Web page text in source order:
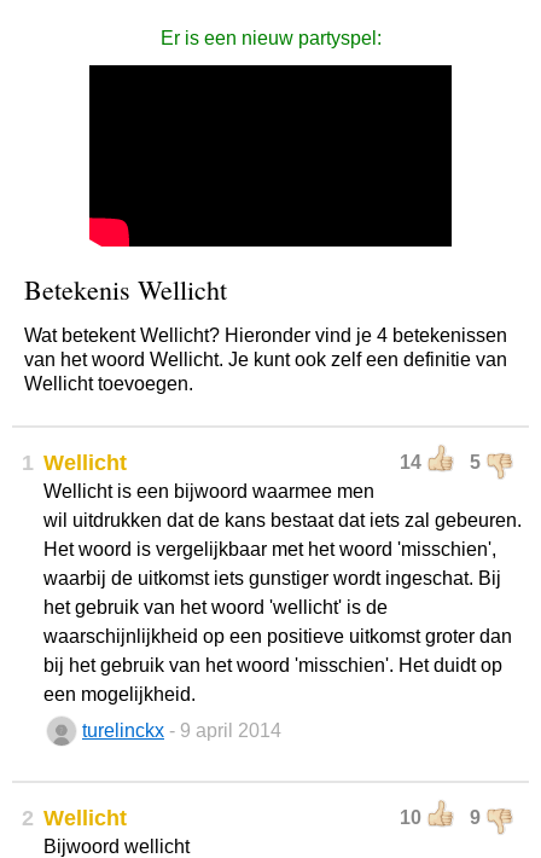
Er is een nieuw partyspel:
Betekenis Wellicht
Wat betekent Wellicht? Hieronder vind je 4 betekenissen
van het woord Wellicht. Je kunt ook zelf een definitie van
Wellicht toevoegen.
1 14 5
Wellicht
Wellicht is een bijwoord waarmee men
wil uitdrukken dat de kans bestaat dat iets zal gebeuren.
Het woord is vergelijkbaar met het woord 'misschien',
waarbij de uitkomst iets gunstiger wordt ingeschat. Bij
het gebruik van het woord 'wellicht' is de
waarschijnlijkheid op een positieve uitkomst groter dan
bij het gebruik van het woord 'misschien'. Het duidt op
een mogelijkheid.
turelinckx - 9 april 2014
2 10 9
Wellicht
Bijwoord wellicht